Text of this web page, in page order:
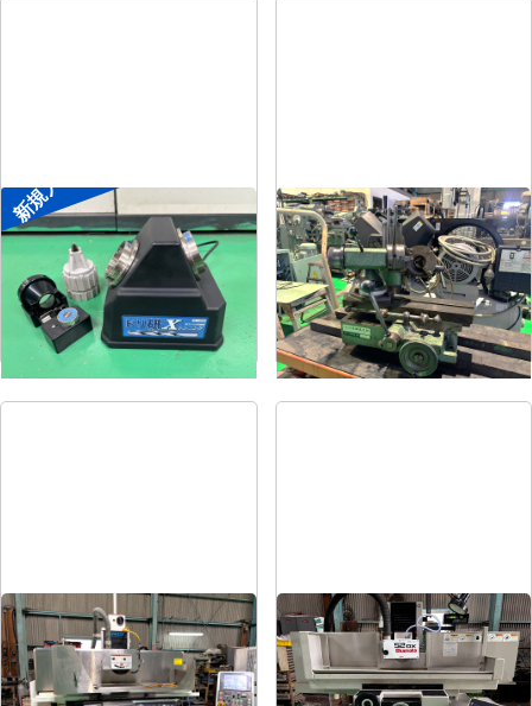
新規入荷
ドリル研削盤
メーカー ニシガキ
形 式ドリ研Xシンニング
式-
ドリル研削盤
メーカー 飯田
形 式YG-200F
年 式-
平面研削盤
メーカー クロダ
平面研削盤
メーカー 岡本